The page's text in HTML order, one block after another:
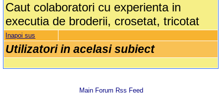
Caut colaboratori cu experienta in
executia de broderii, crosetat, tricotat
Inapoi sus
Utilizatori in acelasi subiect
Main Forum Rss Feed